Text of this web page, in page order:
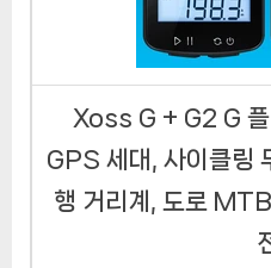
Xoss G + G2 G 플
GPS 세대, 사이클링
행 거리계, 도로